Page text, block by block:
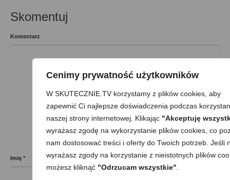
Cenimy prywatność użytkowników
W SKUTECZNIE.TV korzystamy z plików cookies, aby
zapewnić Ci najlepsze doświadczenia podczas
naszej strony internetowej. Klikając "Akceptuję
wyrażasz zgodę na wykorzystanie plików cookies, co
nam dostosować treści i oferty do Twoich potrzeb. Jeśli
wyrażasz zgody na korzystanie z nieistotnych plików
możesz kliknąć "Odrzucam wszystkie"
Skomentuj
Komentarz
Imię *